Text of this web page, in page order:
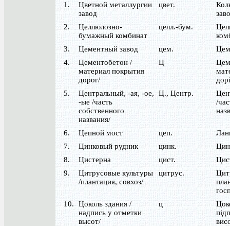
1.
Цветной металлургии
завод
цвет.
2.
Целлюлозно-
бумажный комбинат
целл.-бум.
3.
Цементный завод цем.
4.
Цементобетон /
материал покрытия
дорог/
Ц
5.
Центральный, -ая, -ое,
-ые /часть
собственного
названия/
Ц., Центр.
/
6. Цепной мост цеп.
7.
Цинковый рудник цинк.
8.
Цистерна цист.
9.
Цитрусовые культуры
/плантация, совхоз/
цитрус.
10.
Цоколь здания /
надпись у отметки
высот/
ц